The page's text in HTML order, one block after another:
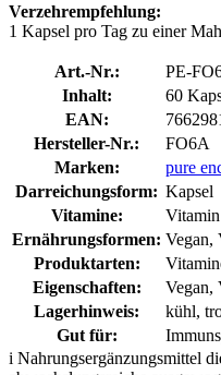
Verzehrempfehlung:
1 Kapsel pro Tag zu einer
Art.-Nr.:
PE-
Inhalt:
60
EAN:
Hersteller-Nr.:
FO6A
Marken:
pure
Darreichungsform: Kapsel
Vitamine:
Ernährungsformen: Vegan,
Produktarten:
Eigenschaften:
Vegan,
Lagerhinweis:
kühl,
Gut für:
i Nahrungsergänzungsmittel